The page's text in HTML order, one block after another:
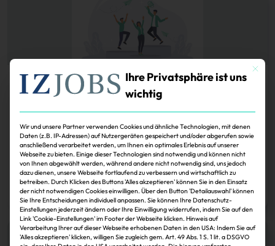
Karriere
Karriereentwicklung.Wer seine Visionen verwirklichen will, muss
beweisen, dass er für eine Sache brennt. Wer im eigenen Unternehmen
auffällt, legt damit den Grundstein für Auftritte vor einem großen
Fachpublikum und für den nächsten Karriereschritt.
Janina Stadel 15.05.2026
Zum Artikel
Mit
Ihre Privatsphäre ist uns
wichtig
Wir und unsere Partner verwenden Cookies und ähnliche Technologien, mit denen
Daten (z.B. IP-Adressen) auf Nutzergeräten gespeichert und/oder abgerufen sowie
anschließend verarbeitet werden, um Ihnen ein optimales Erlebnis auf unserer
Webseite zu bieten. Einige dieser Technologien sind notwendig und können nicht
von Ihnen abgewählt werden, während andere nicht notwendig sind, uns jedoch
dazu dienen, unsere Webseite fortlaufend zu verbessern und wirtschaftlich zu
betreiben. Durch Klicken des Buttons 'Alles akzeptieren' können Sie in den Einsatz
der nicht notwendigen Cookies einwilligen. Über den Button 'Detailauswahl' können
Sie Ihre Entscheidungen individuell anpassen. Sie können Ihre Datenschutz-
Einstellungen jederzeit ändern oder Ihre Einwilligung widerrufen, indem Sie auf den
Link 'Cookie-Einstellungen' im Footer der Webseite klicken. Hinweis auf
Verarbeitung Ihrer auf dieser Webseite erhobenen Daten in den USA: Indem Sie auf
'Alles akzeptieren' klicken, willigen Sie zugleich gem. Art. 49 Abs. 1 S. 1 lit. a DSGVO